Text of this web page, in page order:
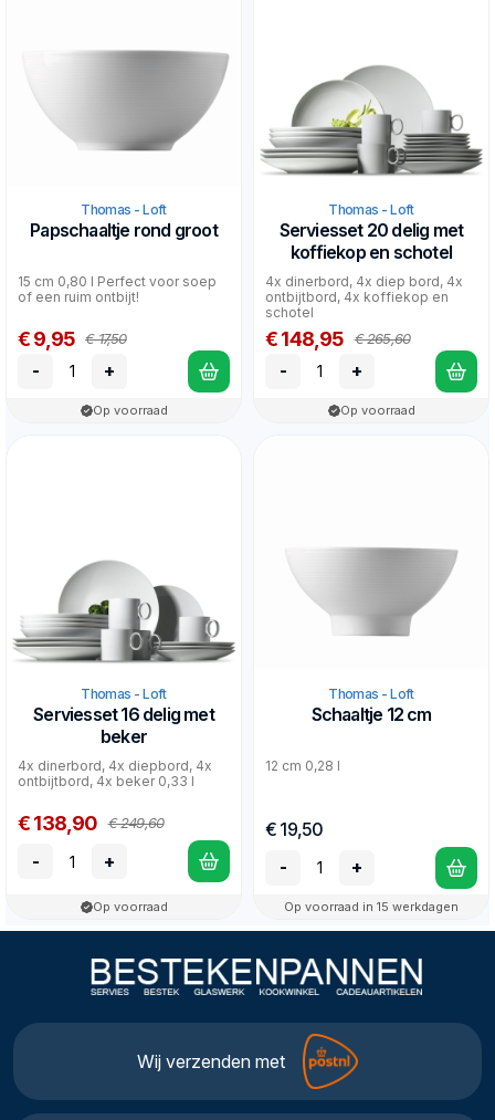
Thomas - Loft
Papschaaltje rond groot
15 cm 0,80 l Perfect voor soep
of een ruim ontbijt!
€ 9,95 € 17,50
- +
Op voorraad
Thomas - Loft
Serviesset 20 delig met
koffiekop en schotel
4x dinerbord, 4x diep bord, 4x
ontbijtbord, 4x koffiekop en
schotel
€ 148,95 € 265,60
- +
Op voorraad
Thomas - Loft
Serviesset 16 delig met
beker
4x dinerbord, 4x diepbord, 4x
ontbijtbord, 4x beker 0,33 l
€ 138,90 € 249,60
- +
Op voorraad
Thomas - Loft
Schaaltje 12 cm
12 cm 0,28 l
€ 19,50
-
+
Op voorraad in 15 werkdagen
Wij verzenden met